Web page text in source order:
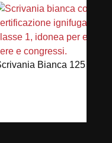
Bianca 125